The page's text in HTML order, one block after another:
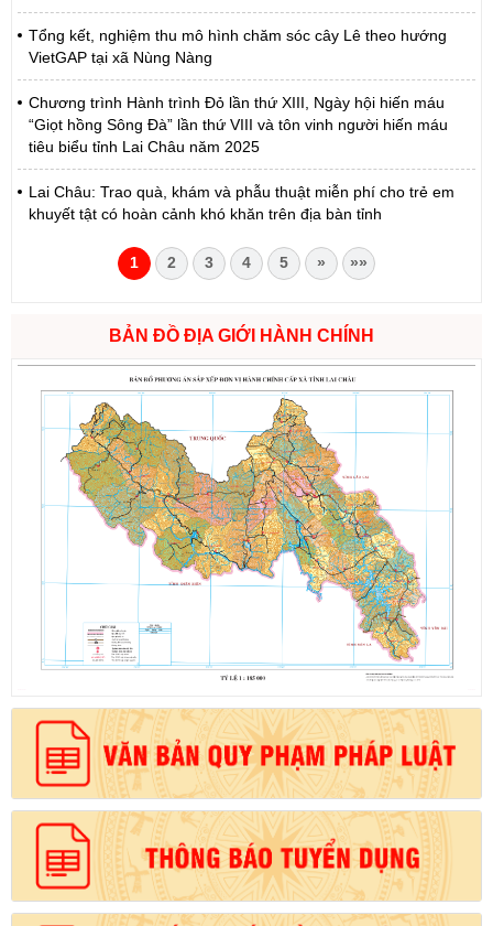
Tổng kết, nghiệm thu mô hình chăm sóc cây Lê theo hướng
VietGAP tại xã Nùng Nàng
Chương trình Hành trình Đỏ lần thứ XIII, Ngày hội hiến máu
“Giọt hồng Sông Đà” lần thứ VIII và tôn vinh người hiến máu
tiêu biểu tỉnh Lai Châu năm 2025
Lai Châu: Trao quà, khám và phẫu thuật miễn phí cho trẻ em
khuyết tật có hoàn cảnh khó khăn trên địa bàn tỉnh
1 2 3 4 5 » »»
BẢN ĐỒ ĐỊA GIỚI HÀNH CHÍNH